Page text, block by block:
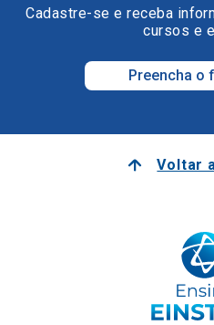
Cadastre-se e receba
cursos e
Preencha o
Voltar